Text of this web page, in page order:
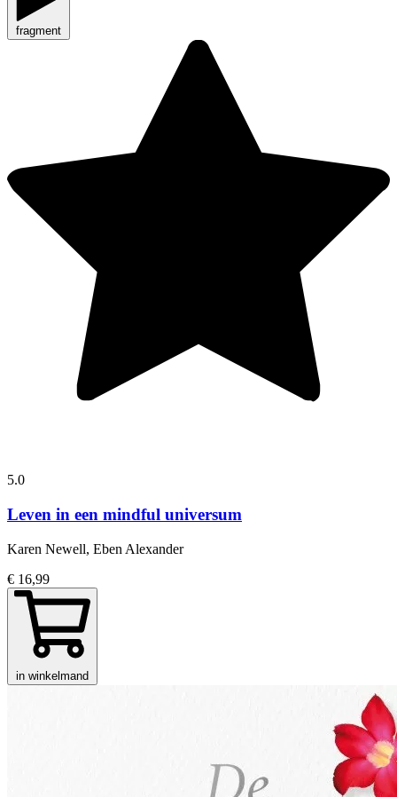
fragment
5.0
Leven in een mindful universum
Karen Newell, Eben Alexander
€ 16,99
in winkelmand